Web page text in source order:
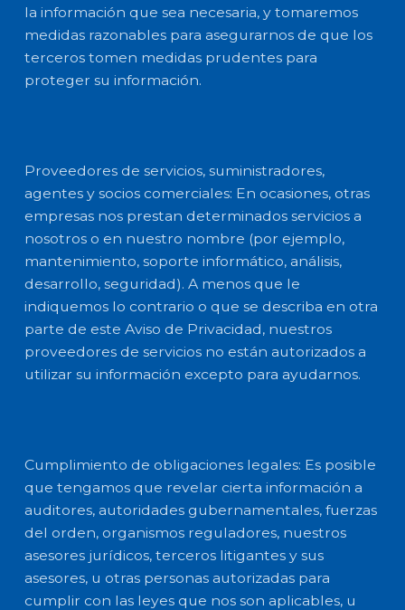
la información que sea necesaria, y tomaremos
medidas razonables para asegurarnos de que los
terceros tomen medidas prudentes para
proteger su información.
Proveedores de servicios, suministradores,
agentes y socios comerciales: En ocasiones, otras
empresas nos prestan determinados servicios a
nosotros o en nuestro nombre (por ejemplo,
mantenimiento, soporte informático, análisis,
desarrollo, seguridad). A menos que le
indiquemos lo contrario o que se describa en otra
parte de este Aviso de Privacidad, nuestros
proveedores de servicios no están autorizados a
utilizar su información excepto para ayudarnos.
Cumplimiento de obligaciones legales: Es posible
que tengamos que revelar cierta información a
auditores, autoridades gubernamentales, fuerzas
del orden, organismos reguladores, nuestros
asesores jurídicos, terceros litigantes y sus
asesores, u otras personas autorizadas para
cumplir con las leyes que nos son aplicables, u